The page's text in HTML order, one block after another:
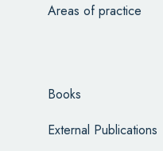
Areas of practice
Books
External Publications